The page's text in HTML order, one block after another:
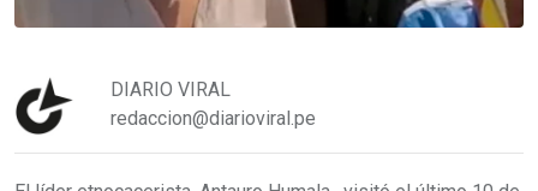
DIARIO VIRAL
redaccion@diarioviral.pe